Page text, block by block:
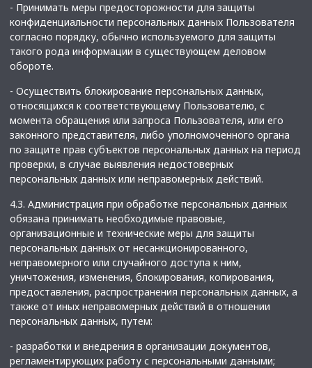
- Принимать меры предосторожности для защиты
конфиденциальности персональных данных Пользователя
согласно порядку, обычно используемого для защиты
такого рода информации в существующем деловом
обороте.
- Осуществить блокирование персональных данных,
относящихся к соответствующему Пользователю, с
момента обращения или запроса Пользователя, или его
законного представителя, либо уполномоченного органа
по защите прав субъектов персональных данных на период
проверки, в случае выявления недостоверных
персональных данных или неправомерных действий.
4.3. Администрация при обработке персональных данных
обязана принимать необходимые правовые,
организационные и технические меры для защиты
персональных данных от несанкционированного,
неправомерного или случайного доступа к ним,
уничтожения, изменения, блокирования, копирования,
предоставления, распространения персональных данных, а
также от иных неправомерных действий в отношении
персональных данных, путем:
- разработки и внедрения в организации документов,
регламентирующих работу с персональными данными;